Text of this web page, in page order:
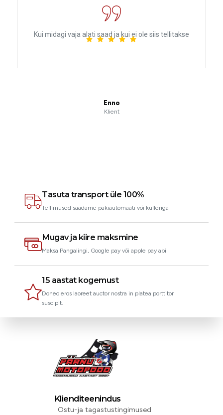
Enno
Klient
Kui midagi vaja alati saad ja kui ei ole siis tellitakse
Tasuta transport üle 100%
Tellimused saadame pakiautomaati või kulleriga
Mugav ja kiire maksmine
Maksa Pangalingi, Google pay või apple pay abil
15 aastat kogemust
Donec eros laoreet auctor nostra in platea porttitor
suscipit.
Klienditeenindus
Ostu-ja tagastustingimused